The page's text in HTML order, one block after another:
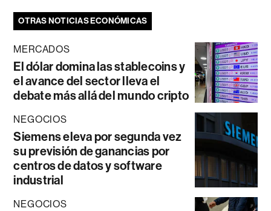
OTRAS NOTICIAS ECONÓMICAS
MERCADOS
El dólar domina las stablecoins y
el avance del sector lleva el
debate más allá del mundo cripto
NEGOCIOS
Siemens eleva por segunda vez
su previsión de ganancias por
centros de datos y software
industrial
NEGOCIOS